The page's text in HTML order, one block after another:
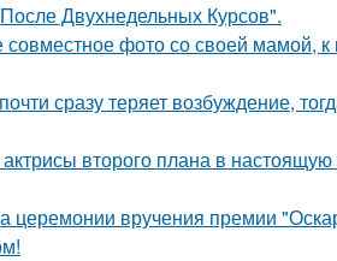
Двухнедельных Курсов".
фото со своей мамой, к
сразу теряет возбуждение,
второго плана в настоящую
церемонии вручения премии